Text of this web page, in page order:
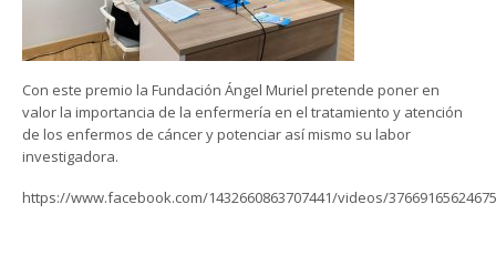
Con este premio la Fundación Ángel Muriel pretende poner en
valor la importancia de la enfermería en el tratamiento y atención
de los enfermos de cáncer y potenciar así mismo su labor
investigadora.
https://www.facebook.com/1432660863707441/videos/